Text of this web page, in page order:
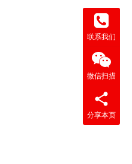
联系我们
微信扫描
分享本页